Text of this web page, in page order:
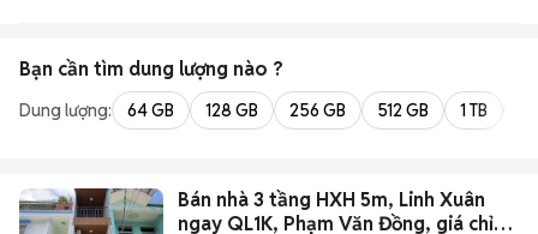
Bạn cần tìm dung lượng nào ?
Dung lượng: 64 GB 128 GB 256 GB 512 GB 1 TB
Bán nhà 3 tầng HXH 5m, Linh Xuân
ngay QL1K, Phạm Văn Đồng, giá chỉ